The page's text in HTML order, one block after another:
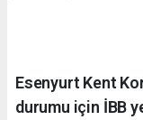
Esenyurt Kent
durumu için İBB